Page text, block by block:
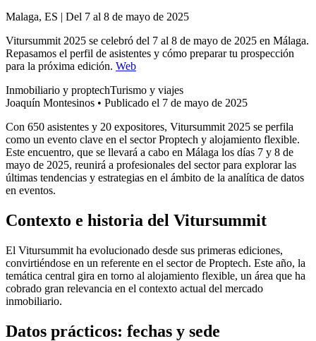
Malaga, ES | Del 7 al 8 de mayo de 2025
Vitursummit 2025 se celebró del 7 al 8 de mayo de 2025 en Málaga.
Repasamos el perfil de asistentes y cómo preparar tu prospección
para la próxima edición. Web
Inmobiliario y proptechTurismo y viajes
Joaquín Montesinos • Publicado el 7 de mayo de 2025
Con 650 asistentes y 20 expositores, Vitursummit 2025 se perfila
como un evento clave en el sector Proptech y alojamiento flexible.
Este encuentro, que se llevará a cabo en Málaga los días 7 y 8 de
mayo de 2025, reunirá a profesionales del sector para explorar las
últimas tendencias y estrategias en el ámbito de la analítica de datos
en eventos.
Contexto e historia del Vitursummit
El Vitursummit ha evolucionado desde sus primeras ediciones,
convirtiéndose en un referente en el sector de Proptech. Este año, la
temática central gira en torno al alojamiento flexible, un área que ha
cobrado gran relevancia en el contexto actual del mercado
inmobiliario.
Datos prácticos: fechas y sede